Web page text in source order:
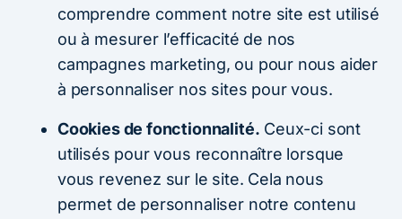
comprendre comment notre site est utilisé
ou à mesurer l’efficacité de nos
campagnes marketing, ou pour nous aider
à personnaliser nos sites pour vous.
Cookies de fonctionnalité. Ceux-ci sont
utilisés pour vous reconnaître lorsque
vous revenez sur le site. Cela nous
permet de personnaliser notre contenu